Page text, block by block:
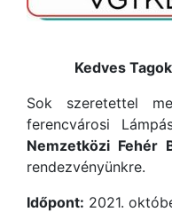
Kedves
Sok szeretettel
ferencvárosi
Nemzetközi Fehér
rendezvényünkre.
Időpont: 2021.